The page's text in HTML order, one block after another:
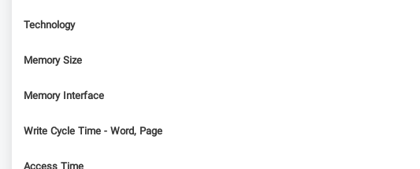
Technology
Memory Size
Memory Interface
Write Cycle Time - Word, Page